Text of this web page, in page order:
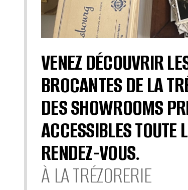
VENEZ DÉCOUVRIR
BROCANTES DE LA
DES SHOWROOMS
ACCESSIBLES TOUTE
RENDEZ-VOUS.
À LA TRÉZORERIE